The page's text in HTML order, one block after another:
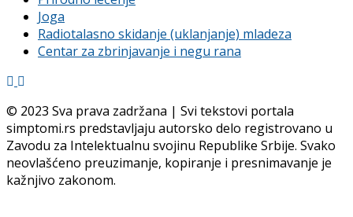
Joga
Radiotalasno skidanje (uklanjanje) mladeza
Centar za zbrinjavanje i negu rana
© 2023 Sva prava zadržana | Svi tekstovi portala
simptomi.rs predstavljaju autorsko delo registrovano u
Zavodu za Intelektualnu svojinu Republike Srbije. Svako
neovlašćeno preuzimanje, kopiranje i presnimavanje je
kažnjivo zakonom.